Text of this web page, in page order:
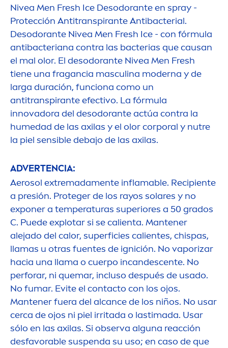
Nivea Men Fresh Ice Desodorante en spray -
Protección Antitranspirante Antibacterial.
Desodorante Nivea Men Fresh Ice - con fórmula
antibacteriana contra las bacterias que causan
el mal olor. El desodorante Nivea Men Fresh
tiene una fragancia masculina moderna y de
larga duración, funciona como un
antitranspirante efectivo. La fórmula
innovadora del desodorante actúa contra la
humedad de las axilas y el olor corporal y nutre
la piel sensible debajo de las axilas.
ADVERTENCIA:
Aerosol extremadamente inflamable. Recipiente
a presión. Proteger de los rayos solares y no
exponer a temperaturas superiores a 50 grados
C. Puede explotar si se calienta. Mantener
alejado del calor, superficies calientes, chispas,
llamas u otras fuentes de ignición. No vaporizar
hacia una llama o cuerpo incandescente. No
perforar, ni quemar, incluso después de usado.
No fumar. Evite el contacto con los ojos.
Mantener fuera del alcance de los niños. No usar
cerca de ojos ni piel irritada o lastimada. Usar
sólo en las axilas. Si observa alguna reacción
desfavorable suspenda su uso; en caso de que